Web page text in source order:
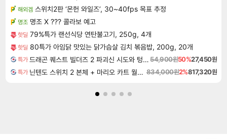
해외겜 스위치2판 ‘몬헌 와일즈’, 30~40fps 목표 추정
명조 명조 X ??? 콜라보 예고
핫딜 79%특가 랜선식당 연탄불고기, 250g, 4개
핫딜 80특가 아임닭 맛있는 닭가슴살 김치 볶음밥, 200g, 20개
특가 드래곤 퀘스트 빌더즈 2 파괴신 시도와 텅 빈 섬 Dragon Quest Builders 254,900원50%27,450원
특가 닌텐도 스위치 2 본체 + 마리오 카트 월드 + 포켓몬 포코피아 번들 834,000원2%817,320원